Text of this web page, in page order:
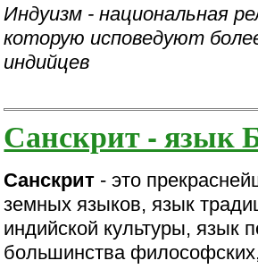
Индуизм - национальная
которую исповедуют
индийцев
Санскрит - язык
Санскрит - это
земных языков, язык
индийской культуры, язык
большинства